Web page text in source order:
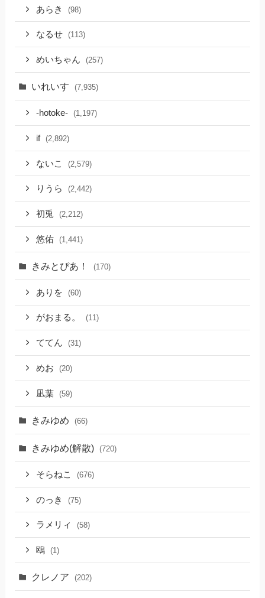
あらき (98)
なるせ (113)
めいちゃん (257)
いれいす (7,935)
-hotoke- (1,197)
if (2,892)
ないこ (2,579)
りうら (2,442)
初兎 (2,212)
悠佑 (1,441)
きみとぴあ！ (170)
ありを (60)
がおまる。 (11)
ててん (31)
めお (20)
凪葉 (59)
きみゆめ (66)
きみゆめ(解散) (720)
そらねこ (676)
のっき (75)
ラメリィ (58)
鴎 (1)
クレノア (202)